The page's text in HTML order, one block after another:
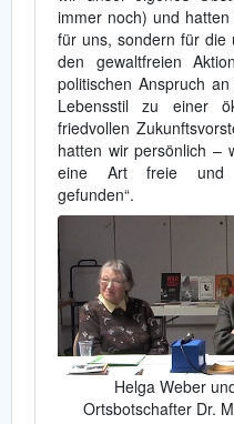
immer noch) und
für uns, sondern für die
den gewaltfreien
politischen Anspruch
Lebensstil zu einer
friedvollen
hatten wir persönlich –
eine Art freie und
gefunden“.
Helga Weber
Ortsbotschafter Dr.